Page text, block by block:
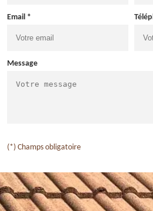
Email *
Message
(*) Champs obligatoire